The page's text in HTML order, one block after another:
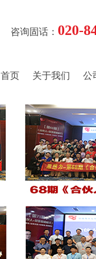
咨询固话： 020-
首页 关于我们 公